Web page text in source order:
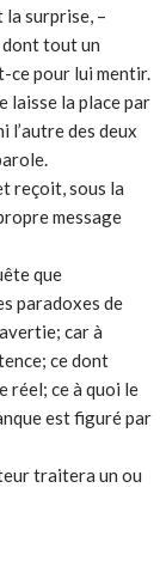
surprise, –
dont tout un
ce pour lui mentir.
laisse la place par
l’autre des deux
reçoit, sous la
message
que
paradoxes de
car à
ce dont
réel; ce à quoi le
est figuré par
traitera un ou